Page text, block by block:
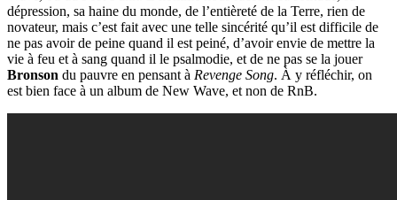
dépression, sa haine du monde, de l’entièreté de la Terre, rien de
novateur, mais c’est fait avec une telle sincérité qu’il est difficile de
ne pas avoir de peine quand il est peiné, d’avoir envie de mettre la
vie à feu et à sang quand il le psalmodie, et de ne pas se la jouer
Bronson du pauvre en pensant à Revenge Song. À y réfléchir, on
est bien face à un album de New Wave, et non de RnB.